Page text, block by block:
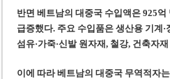
반면 베트남의 대중국 수입액은 925
급증했다. 주요 수입품은 생산용 기계
섬유·가죽·신발 원자재, 철강, 건축자
이에 따라 베트남의 대중국 무역적자